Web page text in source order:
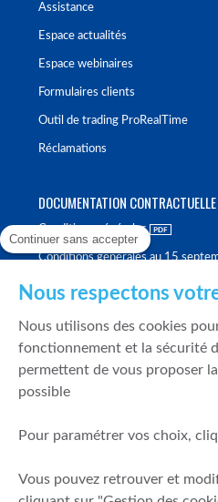
Assistance
Espace actualités
Espace webinaires
Formulaires clients
Outil de trading ProRealTime
Réclamations
DOCUMENTATION CONTRACTUELLE
Conditions générales
Conditions générales au 15
Politique de meilleure sélection
Politique de durabilité
Fonds de garantie des dépôts et
Mentions légales
Continuer sans accepter
Nous respectons
Nous utilisons des cookies
fonctionnement et la sécurité
permettent de vous proposer
possible
Pour paramétrer vos choix,
Vous pouvez retrouver et